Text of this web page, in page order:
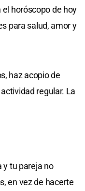
el horóscopo de hoy
para salud, amor y
haz acopio de
regular. La
y tu pareja no
en vez de hacerte